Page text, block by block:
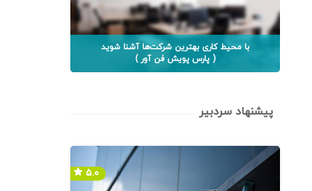
با محیط کاری بهترین شرکت‌ها آشنا شوید
( پارس پویش فن آور )
پیشنهاد سردبیر
۵.۰